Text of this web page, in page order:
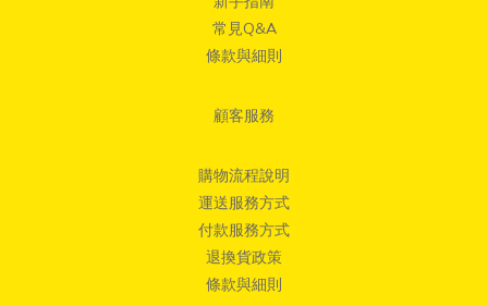
常見Q&A
條款與細則
顧客服務
購物流程說明
運送服務方式
付款服務方式
退換貨政策
條款與細則